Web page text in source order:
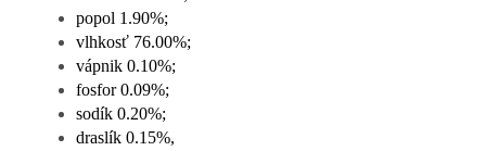
popol 1.90%;
vlhkosť 76.00%;
vápnik 0.10%;
fosfor 0.09%;
sodík 0.20%;
draslík 0.15%,